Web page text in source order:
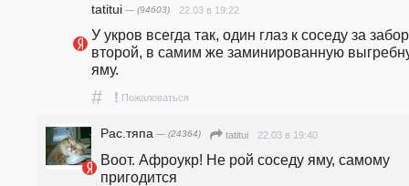
tatitui — (94603) 22.03 в 19:22
У укров всегда так, один глаз к соседу за
второй, в самим же заминированную
яму.
# ! Пожаловаться
Рас.тяпа — (24364) tatitui 22.03 в 19:40
Воот. Афроукр! Не рой соседу яму, самому
пригодится